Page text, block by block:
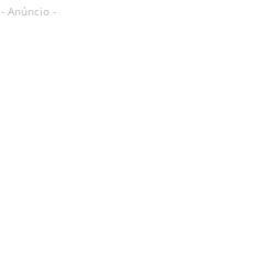
- Anúncio -